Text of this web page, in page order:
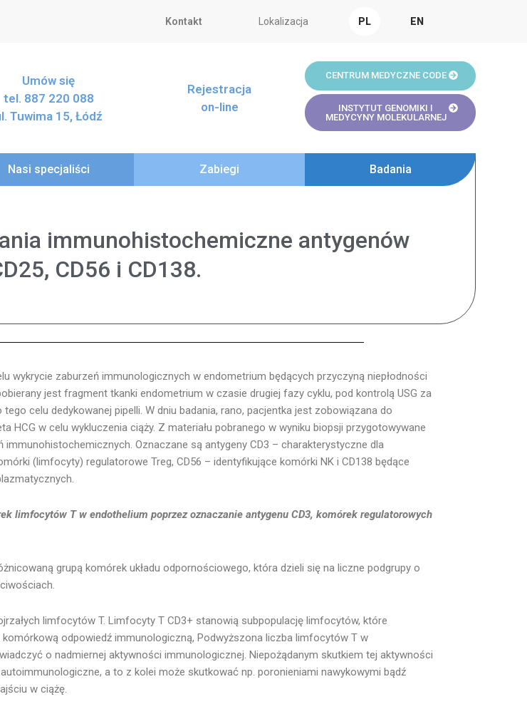
Kontakt Lokalizacja PL EN
Umów się
tel. 887 220 088
Tuwima 15, Łódź
Rejestracja
on-line
CENTRUM MEDYCZNE CODE
INSTYTUT GENOMIKI I
MEDYCYNY MOLEKULARNEJ
Nasi specjaliści Zabiegi Badania
immunohistochemiczne antygenów
CD56 i CD138.
wykrycie zaburzeń immunologicznych w endometrium będących przyczyną niepłodności
jest fragment tkanki endometrium w czasie drugiej fazy cyklu, pod kontrolą USG za
celu dedykowanej pipelli. W dniu badania, rano, pacjentka jest zobowiązana do
HCG w celu wykluczenia ciąży. Z materiału pobranego w wyniku biopsji przygotowywane
immunohistochemicznych. Oznaczane są antygeny CD3 – charakterystyczne dla
(limfocyty) regulatorowe Treg, CD56 – identyfikujące komórki NK i CD138 będące
limfocytów T w endothelium poprzez oznaczanie antygenu CD3, komórek regulatorowych
grupą komórek układu odpornościowego, która dzieli się na liczne podgrupy o
limfocytów T. Limfocyty T CD3+ stanowią subpopulację limfocytów, które
odpowiedź immunologiczną, Podwyższona liczba limfocytów T w
o nadmiernej aktywności immunologicznej. Niepożądanym skutkiem tej aktywności
a to z kolei może skutkować np. poronieniami nawykowymi bądź
w ciążę.